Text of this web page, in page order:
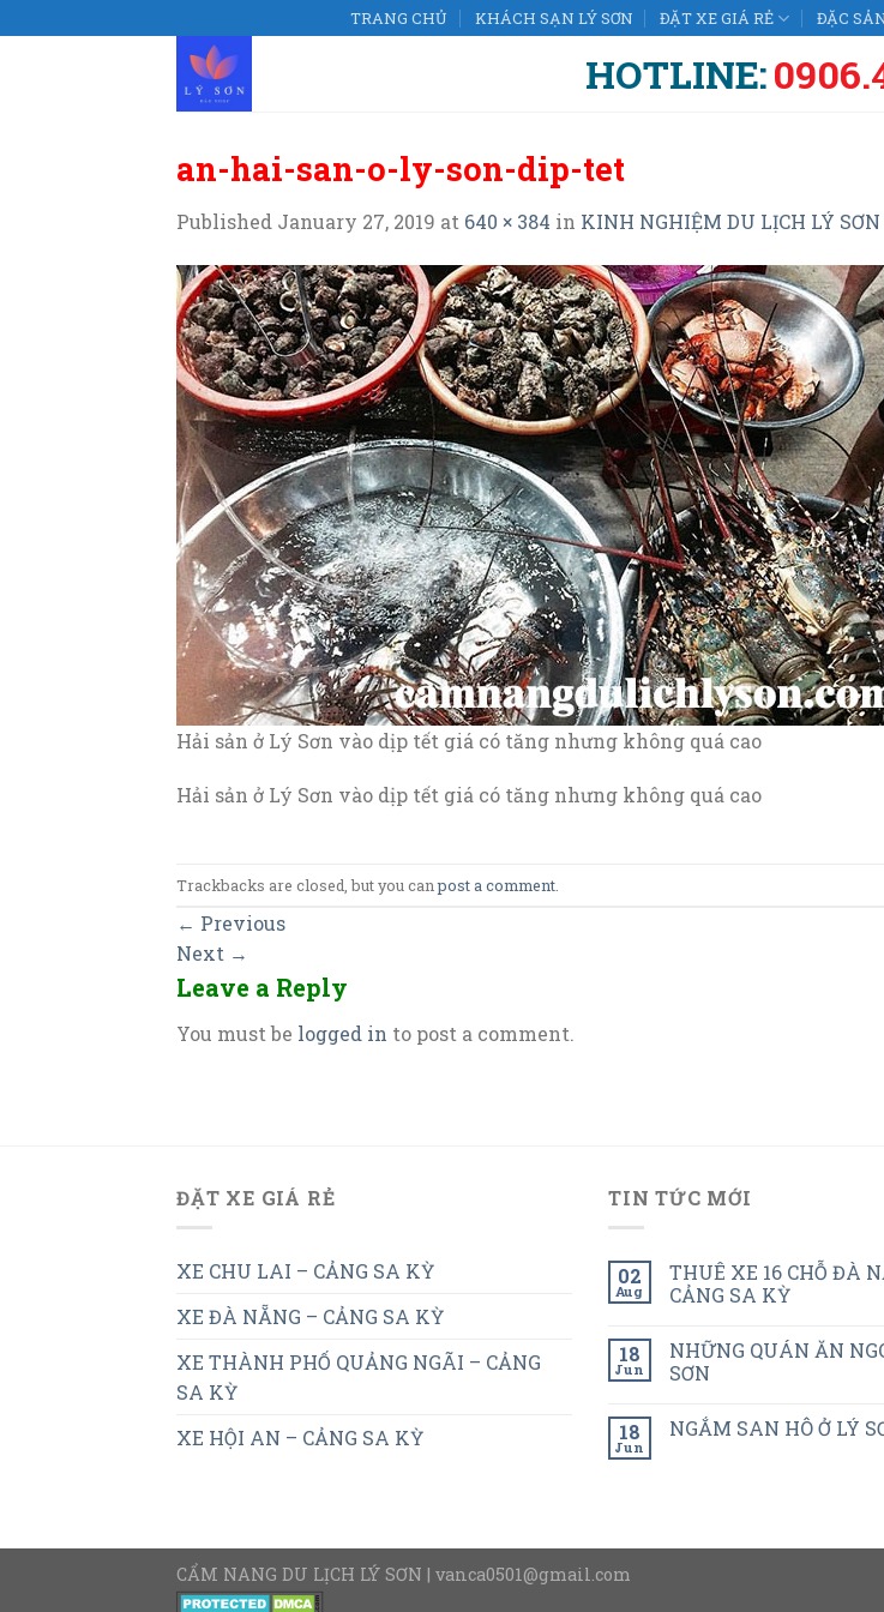
to
TRANG CHỦ KHÁCH SẠN LÝ SƠN ĐẶT XE GIÁ RẺ ĐẶC
HOTLINE:
an-hai-san-o-ly-son-dip-tet
Published January 27, 2019 at 640 × 384 in KINH NGHIỆM DU LỊCH LÝ
Hải sản ở Lý Sơn vào dịp tết giá có tăng nhưng không quá cao
Hải sản ở Lý Sơn vào dịp tết giá có tăng nhưng không quá cao
Trackbacks are closed, but you canpost a comment
← Previous
Next →
Leave a Reply
You must be logged in to post a comment.
ĐẶT XE GIÁ RẺ
XE CHU LAI – CẢNG SA KỲ
XE ĐÀ NẴNG – CẢNG SA KỲ
XE THÀNH PHỐ QUẢNG NGÃI – CẢNG
SA KỲ
XE HỘI AN – CẢNG SA KỲ
TIN TỨC MỚI
02
Aug
THUÊ XE 16 CHỖ ĐÀ
CẢNG SA KỲ
18
Jun
NHỮNG QUÁN ĂN
SƠN
18
Jun
NGẮM SAN HÔ Ở LÝ
CẨM NANG DU LỊCH LÝ SƠN | vanca0501@gmail.com